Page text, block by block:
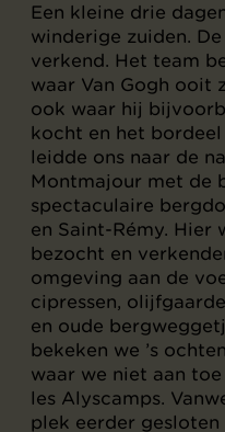
Een kleine drie
winderige zuiden.
verkend. Het team
waar Van Gogh ooit
ook waar hij
kocht en het
leidde ons naar de
Montmajour met de
spectaculaire
en Saint-Rémy. Hier
bezocht en
omgeving aan de
cipressen,
en oude
bekeken we ’s
waar we niet aan
les Alyscamps.
plek eerder